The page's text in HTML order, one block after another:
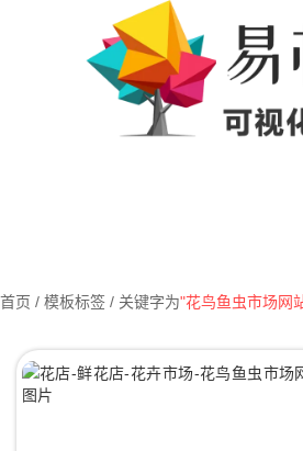
首页 / 模板标签 / 关键字为"花鸟鱼虫市场网